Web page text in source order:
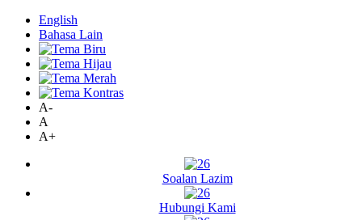
English
Bahasa Lain
A-
A
A+
Soalan Lazim
Hubungi Kami